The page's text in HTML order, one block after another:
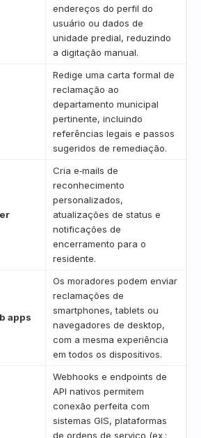
endereços do perfil do
usuário ou dados de
unidade predial, reduzindo
a digitação manual.
Redige uma carta formal de
reclamação ao
departamento municipal
pertinente, incluindo
referências legais e passos
sugeridos de remediação.
Cria e‑mails de
reconhecimento
personalizados,
atualizações de status e
notificações de
encerramento para o
residente.
apps
Os moradores podem enviar
reclamações de
smartphones, tablets ou
navegadores de desktop,
com a mesma experiência
em todos os dispositivos.
Webhooks e endpoints de
API nativos permitem
conexão perfeita com
sistemas GIS, plataformas
de ordens de serviço (ex.: